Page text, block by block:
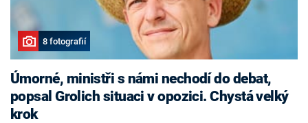
8 fotografií
Úmorné, ministři s námi nechodí do debat,
popsal Grolich situaci v opozici. Chystá velký
krok